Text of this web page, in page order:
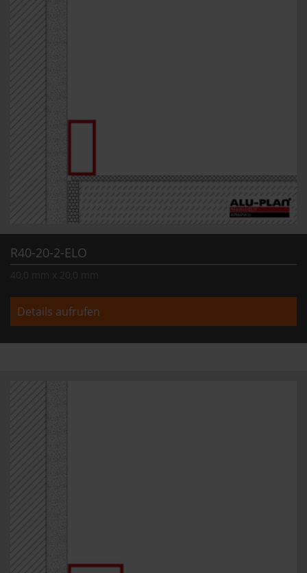
R40-20-2-ELO
Details aufrufen